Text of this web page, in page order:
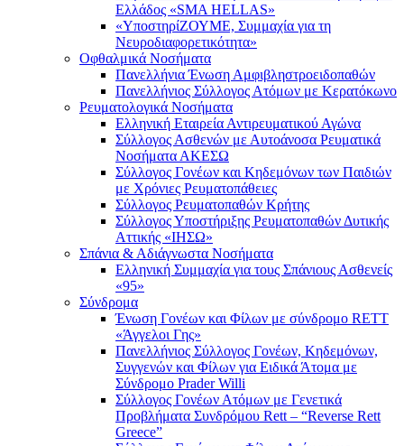
Ελλάδος «SMA HELLAS»
«ΥποστηρίΖΟΥΜΕ, Συμμαχία για τη
Νευροδιαφορετικότητα»
Οφθαλμικά Νοσήματα
Πανελλήνια Ένωση Αμφιβληστροειδοπαθών
Πανελλήνιος Σύλλογος Ατόμων με Κερατόκωνο
Ρευματολογικά Νοσήματα
Ελληνική Εταιρεία Αντιρευματικού Αγώνα
Σύλλογος Ασθενών με Αυτοάνοσα Ρευματικά
Νοσήματα ΑΚΕΣΩ
Σύλλογος Γονέων και Κηδεμόνων των Παιδιών
με Χρόνιες Ρευματοπάθειες
Σύλλογος Ρευματοπαθών Κρήτης
Σύλλογος Υποστήριξης Ρευματοπαθών Δυτικής
Αττικής «ΙΗΣΩ»
Σπάνια & Αδιάγνωστα Νοσήματα
Ελληνική Συμμαχία για τους Σπάνιους Ασθενείς
«95»
Σύνδρομα
Ένωση Γονέων και Φίλων με σύνδρομο RETT
«Άγγελοι Γης»
Πανελλήνιος Σύλλογος Γονέων, Κηδεμόνων,
Συγγενών και Φίλων για Ειδικά Άτομα με
Σύνδρομο Prader Willi
Σύλλογος Γονέων Ατόμων με Γενετικά
Προβλήματα Συνδρόμου Rett – “Reverse Rett
Greece”